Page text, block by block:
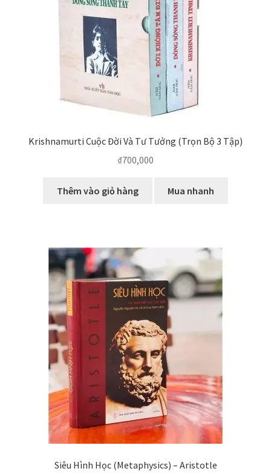
Krishnamurti Cuộc Đời Và Tư Tưởng (Trọn Bộ 3 Tập)
₫700,000
Thêm vào giỏ hàng Mua nhanh
Siêu Hình Học (Metaphysics) – Aristotle